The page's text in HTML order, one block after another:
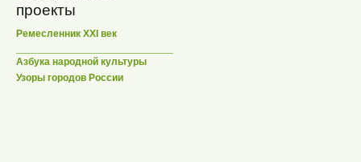
проекты
Ремесленник XXI век
Азбука народной культуры
Узоры городов России